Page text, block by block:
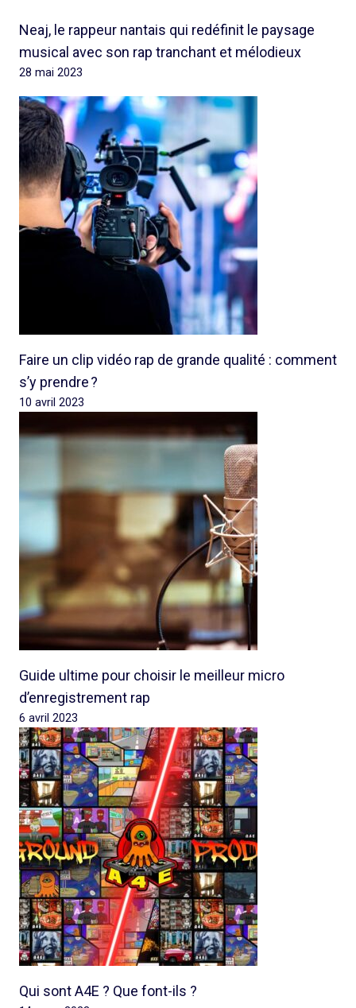
Neaj, le rappeur nantais qui redéfinit le paysage
musical avec son rap tranchant et mélodieux
28 mai 2023
Faire un clip vidéo rap de grande qualité : comment
s’y prendre ?
10 avril 2023
Guide ultime pour choisir le meilleur micro
d’enregistrement rap
6 avril 2023
Qui sont A4E ? Que font-ils ?